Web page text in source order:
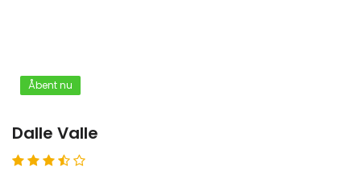
Åbent nu
Dalle Valle